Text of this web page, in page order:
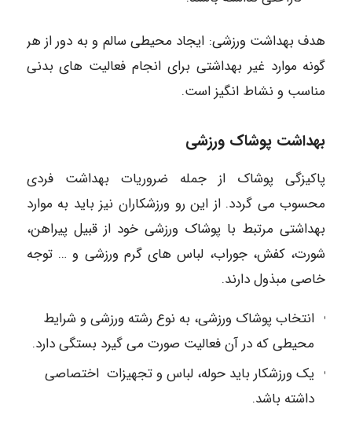
هدف بهداشت ورزشی: ایجاد محیطی سالم و به دور از هر
گونه موارد غیر بهداشتی برای انجام فعالیت های بدنی
مناسب و نشاط انگیز است.
بهداشت پوشاک ورزشی
پاکیزگی پوشاک از جمله ضروریات بهداشت فردی
محسوب می گردد. از این رو ورزشکاران نیز باید به موارد
بهداشتی مرتبط با پوشاک ورزشی خود از قبیل پیراهن،
شورت، کفش، جوراب، لباس های گرم ورزشی و … توجه
خاصی مبذول دارند.
انتخاب پوشاک ورزشی، به نوع رشته ورزشی و شرایط
محیطی که در آن فعالیت صورت می گیرد بستگی دارد.
یک ورزشکار باید حوله، لباس و تجهیزات اختصاصی
داشته باشد.